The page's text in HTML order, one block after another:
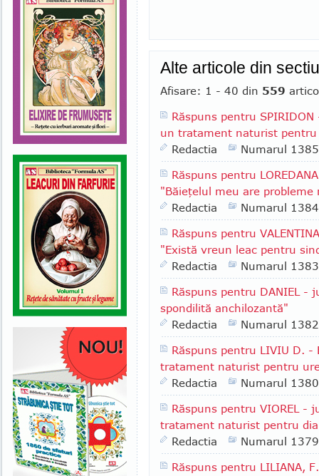
Alte articole din
Afisare: 1 - 40 din 559
Răspuns pentru
un tratament naturist pentru
Redactia
Numarul 1385
Răspuns pentru
"Băieţelul meu are probleme
Redactia
Numarul 1384
Răspuns pentru
"Există vreun leac pentru
Redactia
Numarul 1383
Răspuns pentru DANIEL -
spondilită anchilozantă"
Redactia
Numarul 1382
Răspuns pentru LIVIU D.
tratament naturist pentru
Redactia
Numarul 1380
Răspuns pentru VIOREL -
tratament naturist pentru
Redactia
Numarul 1379
Răspuns pentru LILIANA,